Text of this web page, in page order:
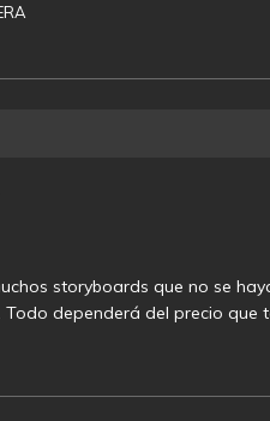
storyboards que no se
dependerá del precio que